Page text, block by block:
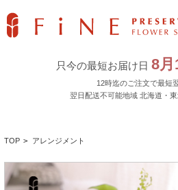
TOP > アレンジメント